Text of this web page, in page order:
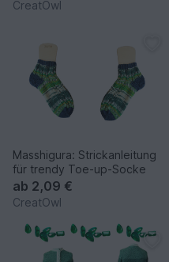
CreatOwl
Masshigura: Strickanleitung
für trendy Toe-up-Socke
ab 2,09 €
CreatOwl